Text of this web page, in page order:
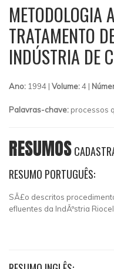
METODOLOGIA
TRATAMENTO
INDÚSTRIA DE
Ano: 1994 | Volume:4 |
Palavras-chave:processos
RESUMOS
RESUMO PORTUGUÊS:
SÃ£o descritos
efluentes da IndÃºstria